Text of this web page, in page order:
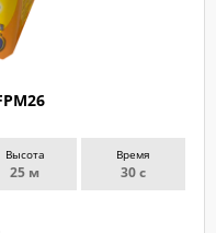
Высота
25 м
Время
30 с